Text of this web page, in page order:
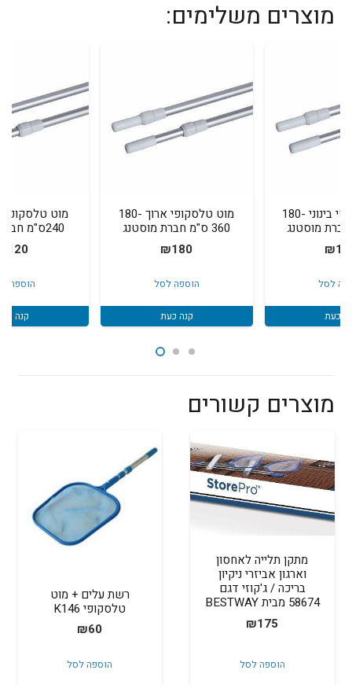
מוצרים משלימים:
מוט טלסקופי בינוני 180-
₪
לסל
כעת
מוט טלסקופי ארוך 180-
360 ס"מ חברת מוסטנג
₪180
הוספה לסל
קנה כעת
240ס"מ חברת מוסטנג
120
הוספה
קנה
מוצרים קשורים
מתקן תלייה לאחסון
וארגון אביזרי ניקיון
בריכה / ג'קוזי דגם
58674 מבית BESTWAY
₪175
הוספה לסל
רשת עלים + מוט
טלסקופי K146
₪60
הוספה לסל